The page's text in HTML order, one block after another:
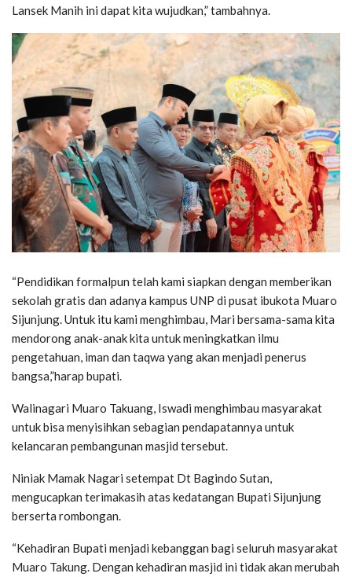
Lansek Manih ini dapat kita wujudkan,” tambahnya.
“Pendidikan formalpun telah kami siapkan dengan memberikan
sekolah gratis dan adanya kampus UNP di pusat ibukota Muaro
Sijunjung. Untuk itu kami menghimbau, Mari bersama-sama kita
mendorong anak-anak kita untuk meningkatkan ilmu
pengetahuan, iman dan taqwa yang akan menjadi penerus
bangsa,”harap bupati.
Walinagari Muaro Takuang, Iswadi menghimbau masyarakat
untuk bisa menyisihkan sebagian pendapatannya untuk
kelancaran pembangunan masjid tersebut.
Niniak Mamak Nagari setempat Dt Bagindo Sutan,
mengucapkan terimakasih atas kedatangan Bupati Sijunjung
berserta rombongan.
“Kehadiran Bupati menjadi kebanggan bagi seluruh masyarakat
Muaro Takung. Dengan kehadiran masjid ini tidak akan merubah